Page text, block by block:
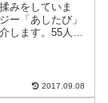
みをしていま
ー「あしたび」
します。55人目
2017.09.08